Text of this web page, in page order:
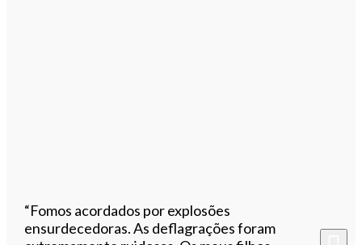
“Fomos acordados por explosões
ensurdecedoras. As deflagrações foram